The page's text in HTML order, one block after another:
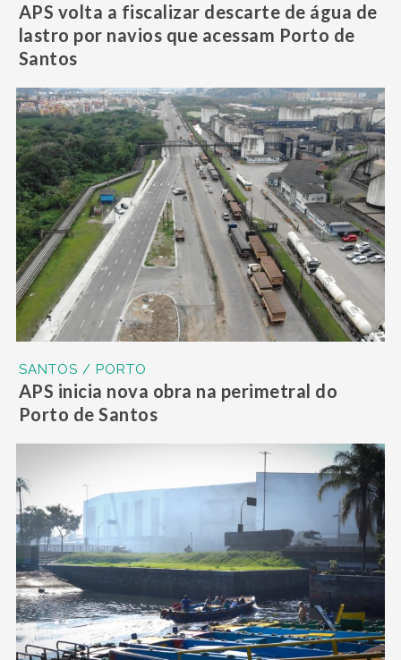
APS volta a fiscalizar descarte de água de
lastro por navios que acessam Porto de
Santos
SANTOS / PORTO
APS inicia nova obra na perimetral do
Porto de Santos